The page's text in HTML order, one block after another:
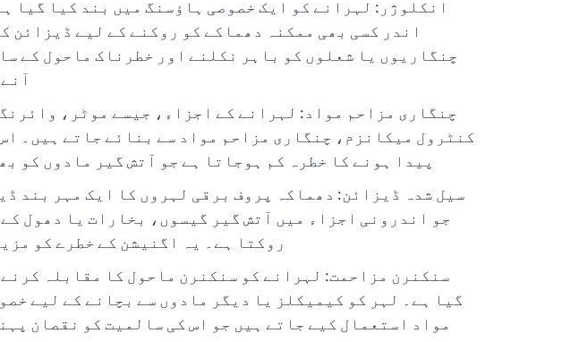
اندر کسی بھی ممکنہ دھماکے کو روکنے کے لیے ڈیزائن
چنگاریوں یا شعلوں کو باہر نکلنے اور خطرناک ماحول کے
چنگاری مزاحم مواد: لہرانے کے اجزاء، جیسے موٹر،
کنٹرول میکانزم، چنگاری مزاحم مواد سے بنائے جاتے ہیں۔
پیدا ہونے کا خطرہ کم ہوجاتا ہے جو آتش گیر مادوں کو
سیل شدہ ڈیزائن: دھماکہ پروف برقی لہروں کا ایک مہر بند
جو اندرونی اجزاء میں آتش گیر گیسوں، بخارات یا دھول
روکتا ہے۔ یہ اگنیشن کے خطرے کو
سنکنرن مزاحمت: لہرانے کو سنکنرن ماحول کا مقابلہ کرنے
گیا ہے۔ لہر کو کیمیکلز یا دیگر مادوں سے بچانے کے لیے
مواد استعمال کیے جاتے ہیں جو اس کی سالمیت کو نقصان